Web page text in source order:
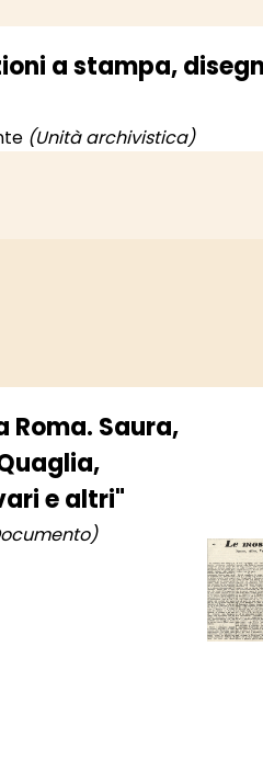
a stampa,
(Unità archivistica)
Roma. Saura,
e altri"